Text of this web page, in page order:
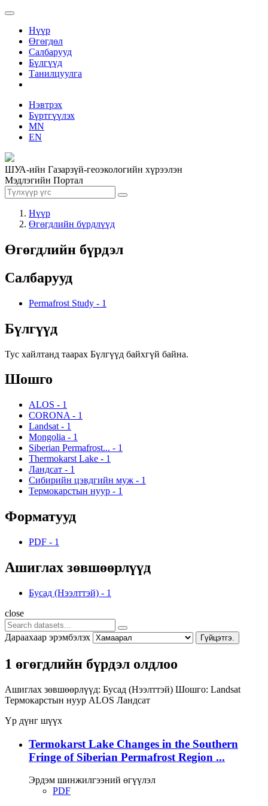
Нүүр
Өгөгдөл
Салбарууд
Бүлгүүд
Танилцуулга
Нэвтрэх
Бүртгүүлэх
MN
EN
ШУА-ийн Газарзүй-геоэкологийн хүрээлэн
Мэдлэгийн Портал
Нүүр
Өгөгдлийн бүрдлүүд
Өгөгдлийн бүрдэл
Салбарууд
Permafrost Study - 1
Бүлгүүд
Тус хайлтанд таарах Бүлгүүд байхгүй байна.
Шошго
ALOS - 1
CORONA - 1
Landsat - 1
Mongolia - 1
Siberian Permafrost... - 1
Thermokarst Lake - 1
Ландсат - 1
Сибирийн цэвдгийн муж - 1
Термокарстын нуур - 1
Форматууд
PDF - 1
Ашиглах зөвшөөрлүүд
Бусад (Нээлттэй) - 1
close
Дараахаар эрэмбэлэх Гүйцэтгэ.
1 өгөгдлийн бүрдэл олдлоо
Ашиглах зөвшөөрлүүд: Бусад (Нээлттэй) Шошго: Landsat
Термокарстын нуур ALOS Ландсат
Үр дүнг шүүх
Termokarst Lake Changes in the Southern
Fringe of Siberian Permafrost Region ...
Эрдэм шинжилгээний өгүүлэл
PDF